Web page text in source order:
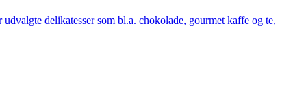
delikatesser som bl.a. chokolade, gourmet kaffe og te,